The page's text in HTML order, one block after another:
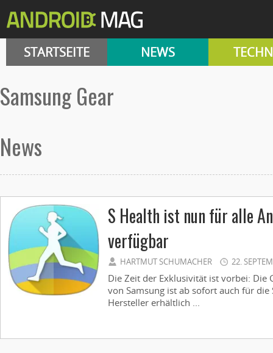
STARTSEITE NEWS
Samsung Gear
News
S Health ist nun für alle
verfügbar
HARTMUT SCHUMACHER 22.
Die Zeit der Exklusivität ist vorbei: Die
von Samsung ist ab sofort auch für
Hersteller erhältlich ...